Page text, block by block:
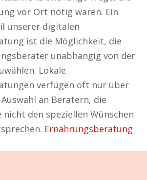
vor Ort nötig wären. Ein
unserer digitalen
ist die Möglichkeit, die
unabhängig von der
Lokale
verfügen oft nur über
an Beratern, die
nicht den speziellen Wünschen
Ernährungsberatung